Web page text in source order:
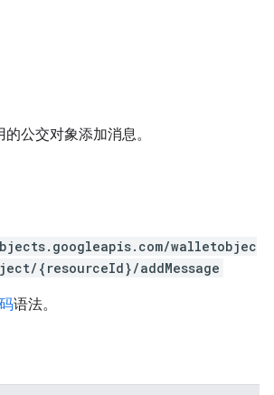
公交对象添加消息。
walletobjec
{resourceId}/addMessage
语法。